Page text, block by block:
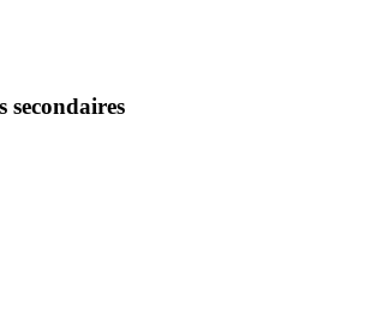
secondaires